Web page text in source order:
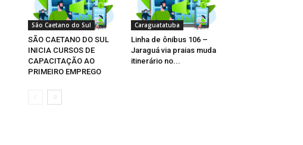
São Caetano do Sul
SÃO CAETANO DO SUL
INICIA CURSOS DE
CAPACITAÇÃO AO
PRIMEIRO EMPREGO
Caraguatatuba
Linha de ônibus 106 –
Jaraguá via praias muda
itinerário no...